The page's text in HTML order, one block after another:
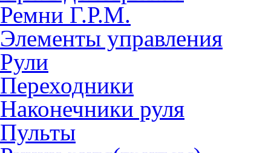
Ремни Г.Р.М.
Элементы управления
Рули
Переходники
Наконечники руля
Пульты